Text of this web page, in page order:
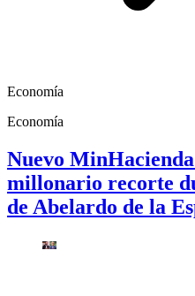
Economía
Economía
Nuevo
millonario recorte
de Abelardo de la